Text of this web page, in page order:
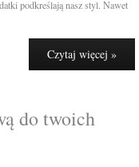
podkreślają nasz styl. Nawet
Czytaj więcej »
do twoich